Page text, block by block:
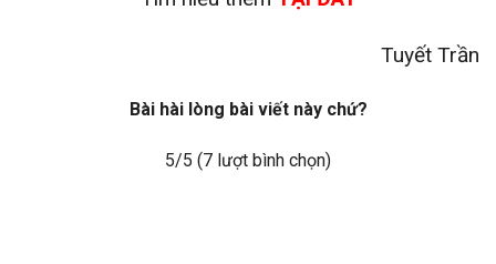
Tuyết Trần
Bài hài lòng bài viết này chứ?
5/5 (7 lượt bình chọn)